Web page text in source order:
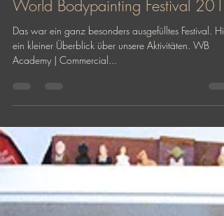
World Bodypainting Festival 2018
Das war ein ganz besonders ausgefülltes Festival.
ein kleiner Überblick über unsere Aktivitäten. WB